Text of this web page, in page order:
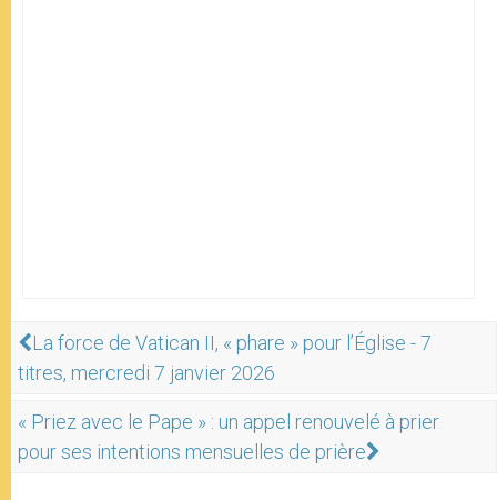
La force de Vatican II, « phare » pour l’Église - 7
titres, mercredi 7 janvier 2026
« Priez avec le Pape » : un appel renouvelé à prier
pour ses intentions mensuelles de prière